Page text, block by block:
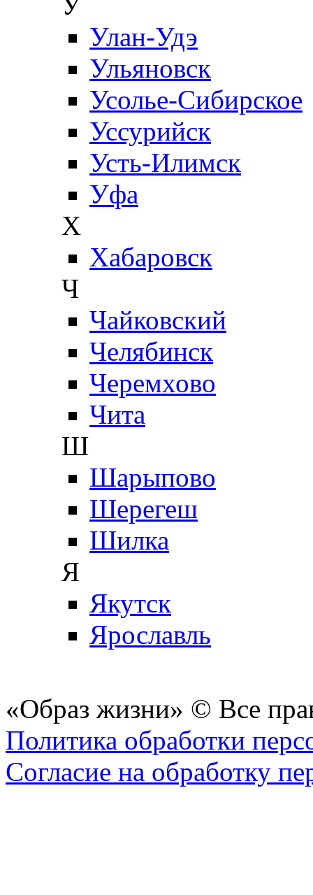
Улан-Удэ
Ульяновск
Усолье-Сибирское
Уссурийск
Усть-Илимск
Уфа
Х
Хабаровск
Ч
Чайковский
Челябинск
Черемхово
Чита
Ш
Шарыпово
Шерегеш
Шилка
Я
Якутск
Ярославль
«Образ жизни» © Все
Политика обработки
Согласие на обработку